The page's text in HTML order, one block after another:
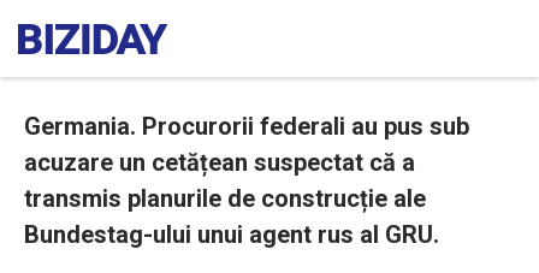
Germania. Procurorii federali au pus sub
acuzare un cetățean suspectat că a
transmis planurile de construcție ale
Bundestag-ului unui agent rus al GRU.